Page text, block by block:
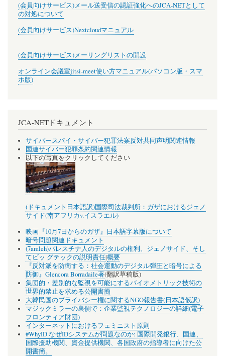
(会員向けサービス)メール送受信の認証強化へのJCA-NETとして
の対処について
(会員向けサービス)Nextcloudマニュアル
(会員向けサービス)メーリングリストの開設
オンライン会議室jitsi-meet使い方マニュアル(パソコン版・スマ
ホ版)
JCA-NETドキュメント
サイバースパイ・サイバー犯罪法案反対共同声明関連情報
国連サイバー犯罪条約関連情報
以下の写真をクリックしてください
(ドキュメント日本語訳)国際司法裁判所：ガザにおけるジェノ
サイド(南アフリカv.イスラエル)
映画『10月7日からのガザ』日本語字幕版について
暗号問題関連ドキュメント
(7amleh)パレスチナ人のデジタルの権利、ジェノサイド、そし
てビッ グテックの説明責任|概要
『反対派を防衛する：社会運動のデジタル弾圧と暗号による
防御』Glencora Borradaile著(翻訳草稿版)
集団的・差別的な監視を可能にするバイオメトリック技術の
世界的禁止を求める公開書簡
大韓民国のプライバシー権に関するNGO報告書(日本語仮訳)
マジックミラーの裏側で：企業監視テクノロジーの詳細(電子
フロンティア財団)
インターネットにおけるフェミニスト原則
#WhyID なぜIDシステムが問題なのか: 国際開発銀行、国連、
国際援助機関、資金提供機関、各国政府の指導者に向けた公
開書簡。